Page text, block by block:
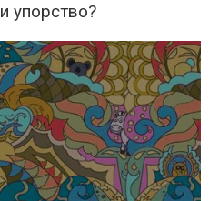
упорство?